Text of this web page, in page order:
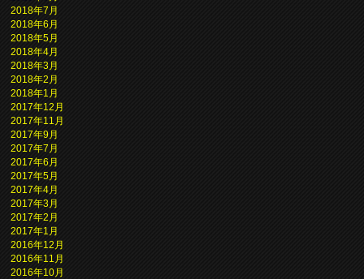
2018年7月
2018年6月
2018年5月
2018年4月
2018年3月
2018年2月
2018年1月
2017年12月
2017年11月
2017年9月
2017年7月
2017年6月
2017年5月
2017年4月
2017年3月
2017年2月
2017年1月
2016年12月
2016年11月
2016年10月